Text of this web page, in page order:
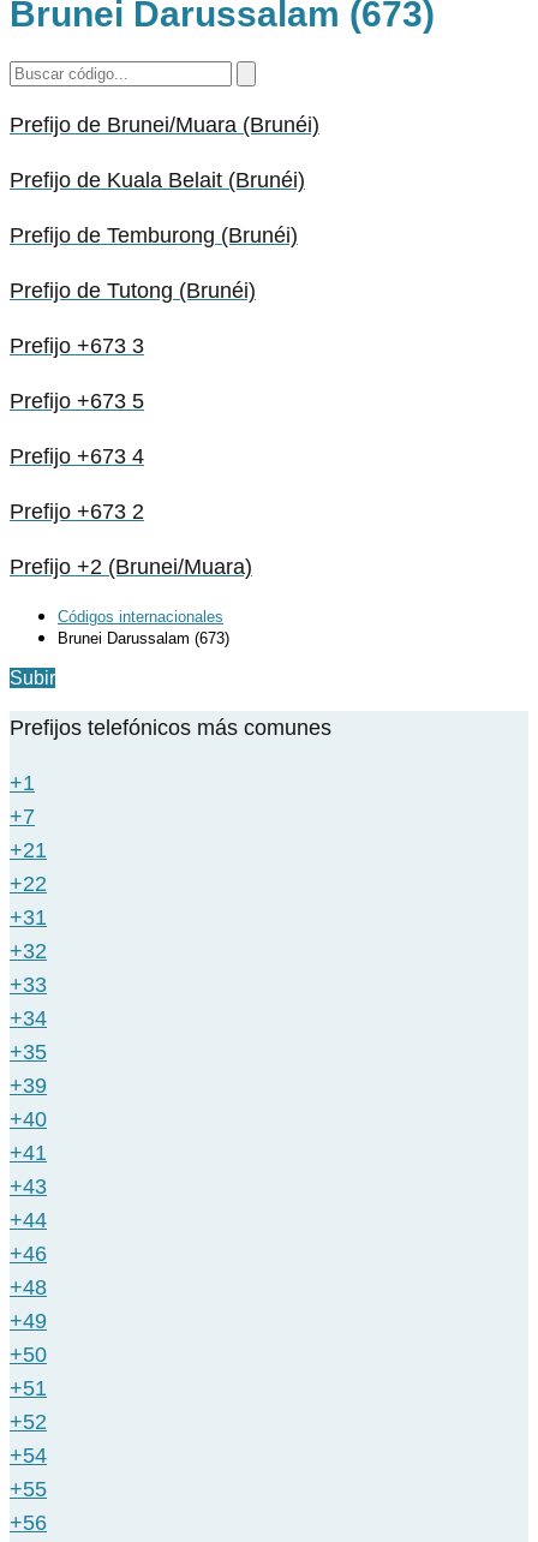
Brunei Darussalam (673)
Prefijo de Brunei/Muara (Brunéi)
Prefijo de Kuala Belait (Brunéi)
Prefijo de Temburong (Brunéi)
Prefijo de Tutong (Brunéi)
Prefijo +673 3
Prefijo +673 5
Prefijo +673 4
Prefijo +673 2
Prefijo +2 (Brunei/Muara)
Códigos internacionales
Brunei Darussalam (673)
Subir
Prefijos telefónicos más comunes
+1
+7
+21
+22
+31
+32
+33
+34
+35
+39
+40
+41
+43
+44
+46
+48
+49
+50
+51
+52
+54
+55
+56